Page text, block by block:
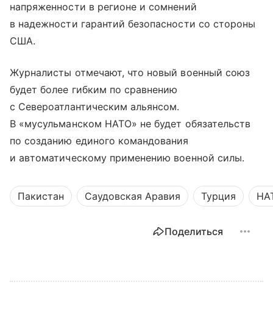
напряженности в регионе и сомнений
в надежности гарантий безопасности со стороны
США.
Журналисты отмечают, что новый военный союз
будет более гибким по сравнению
с Североатлантическим альянсом.
В «мусульманском НАТО» не будет обязательств
по созданию единого командования
и автоматическому применению военной силы.
Пакистан Саудовская Аравия Турция
Поделиться